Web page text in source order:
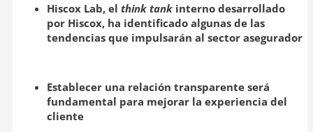
n
k
e
m
p
a
r
Hiscox Lab, el think tank interno desarrollado
por Hiscox, ha identificado algunas de las
tendencias que impulsarán al sector asegurador
Establecer una relación transparente será
fundamental para mejorar la experiencia del
cliente